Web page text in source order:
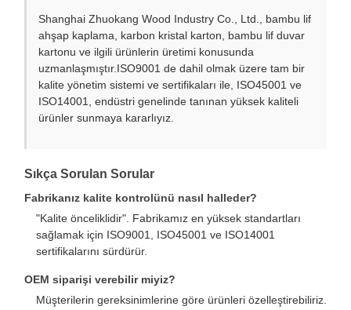
Shanghai Zhuokang Wood Industry Co., Ltd., bambu lif
ahşap kaplama, karbon kristal karton, bambu lif duvar
kartonu ve ilgili ürünlerin üretimi konusunda
uzmanlaşmıştır.ISO9001 de dahil olmak üzere tam bir
kalite yönetim sistemi ve sertifikaları ile, ISO45001 ve
ISO14001, endüstri genelinde tanınan yüksek kaliteli
ürünler sunmaya kararlıyız.
Sıkça Sorulan Sorular
Fabrikanız kalite kontrolünü nasıl halleder?
"Kalite önceliklidir". Fabrikamız en yüksek standartları
sağlamak için ISO9001, ISO45001 ve ISO14001
sertifikalarını sürdürür.
OEM siparişi verebilir miyiz?
Müşterilerin gereksinimlerine göre ürünleri özelleştirebiliriz.